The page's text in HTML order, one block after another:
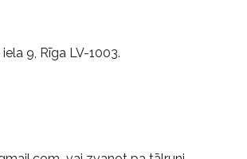
9, Rīga LV-1003.